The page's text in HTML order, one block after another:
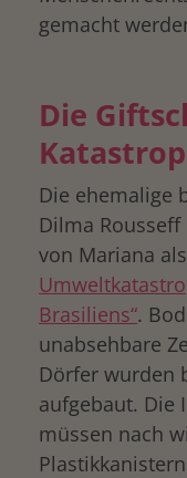
gemacht
Die
Die ehemalige
Dilma
von Mariana
Brasiliens“.
unabsehbare
Dörfer wurden
aufgebaut. Die
müssen nach